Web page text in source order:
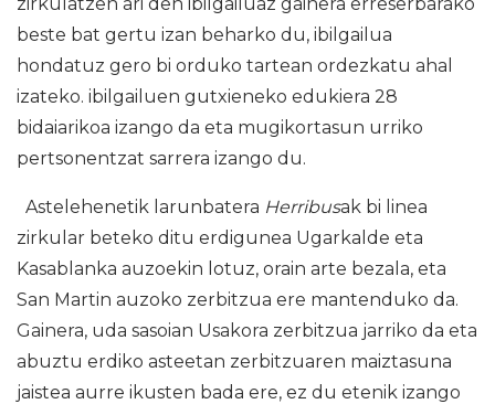
beste bat gertu izan beharko du, ibilgailua
hondatuz gero bi orduko tartean ordezkatu ahal
izateko. ibilgailuen gutxieneko edukiera 28
bidaiarikoa izango da eta mugikortasun urriko
pertsonentzat sarrera izango du.
Astelehenetik larunbatera Herribusak bi linea
zirkular beteko ditu erdigunea Ugarkalde eta
Kasablanka auzoekin lotuz, orain arte bezala, eta
San Martin auzoko zerbitzua ere mantenduko da.
Gainera, uda sasoian Usakora zerbitzua jarriko da eta
abuztu erdiko asteetan zerbitzuaren maiztasuna
jaistea aurre ikusten bada ere, ez du etenik izango